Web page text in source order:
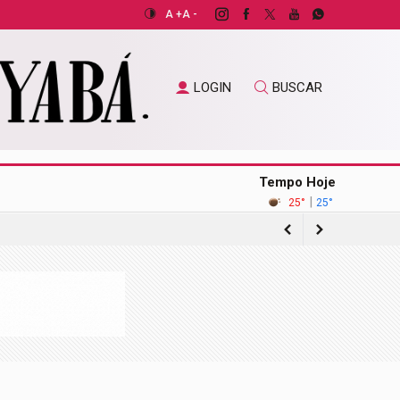
A +A -
LOGIN BUSCAR
Tempo Hoje
25° | 25°
sobre acordo com operadora de